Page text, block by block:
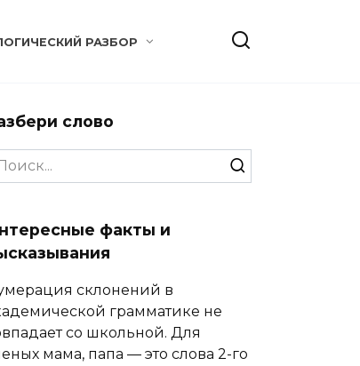
РАЗБОР
слово
факты и
склонений в
грамматике не
со школьной. Для
мама, папа — это слова 2-го